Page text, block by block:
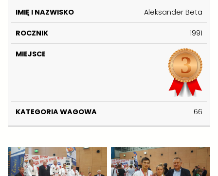
I
M
IĘ
Z
W
I
K
O
N
S
K
A
A
G
O
W
Aleksander Beta
1991
66